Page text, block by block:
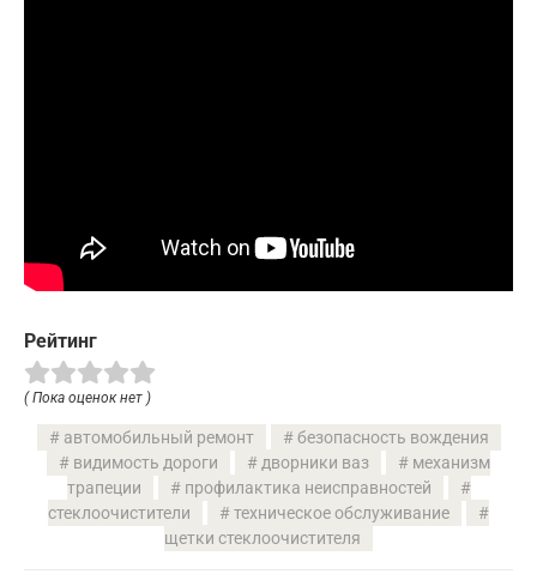
Рейтинг
( Пока оценок нет )
автомобильный ремонт
безопасность вождения
видимость дороги
дворники ваз
механизм
трапеции
профилактика неисправностей
стеклоочистители
техническое обслуживание
щетки стеклоочистителя